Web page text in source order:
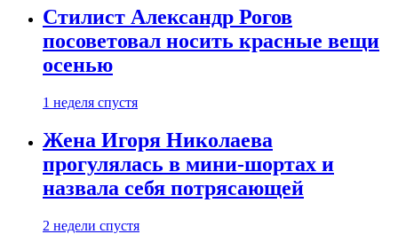
Стилист Александр Рогов
посоветовал носить красные вещи
осенью
1 неделя спустя
Жена Игоря Николаева
прогулялась в мини-шортах и
назвала себя потрясающей
2 недели спустя